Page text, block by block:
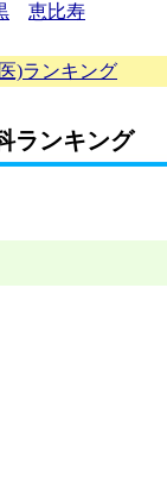
恵比寿
)ランキング
ランキング